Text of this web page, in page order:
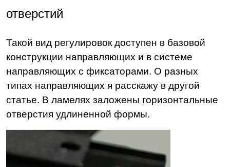
отверстий
Такой вид регулировок доступен в базовой
конструкции направляющих и в системе
направляющих с фиксаторами. О разных
типах направляющих я расскажу в другой
статье. В ламелях заложены горизонтальные
отверстия удлиненной формы.